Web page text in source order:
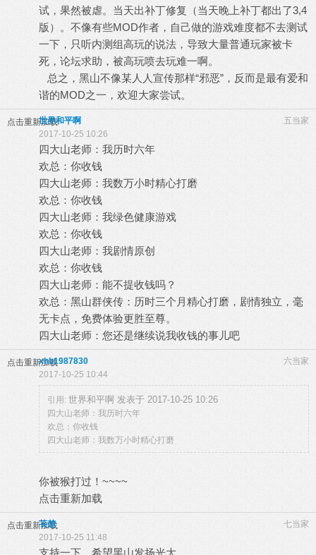
试，果然被虐。当天出补丁修复（当天晚上补丁都出了3,4
版）。不像有些MOD作者，自己做的游戏难度都不去测试
一下，只听内测组高玩的说法，导致大量普通玩家被卡
死，论坛求助，被高玩喷去玩难一啊。
总之，黑山不像某人人宣传那样“邪恶”，反而是最有爱和
谐的MOD之一，欢迎大家尝试。
点击重新加载 五当家
世界和平啊
2017-10-25 10:26
四大山老师：我历时六年
欢总：你收钱
四大山老师：我数万小时精心打磨
欢总：你收钱
四大山老师：我绿色健康游戏
欢总：你收钱
四大山老师：我剧情原创
欢总：你收钱
四大山老师：能不提收钱吗？
欢总：黑山群侠传：历时三个月精心打磨，剧情独立，毫
无卡点，免费体验更胜至尊。
四大山老师：您还是继续说我收钱的事儿吧
点击重新加载 六当家
xhb1987830
2017-10-25 10:44
引用: 世界和平啊 发表于 2017-10-25 10:26
四大山老师：我历时六年
欢总：你收钱
四大山老师：我数万小时精心打磨
你被猴打过！~~~~
点击重新加载
点击重新加载 七当家
苌楚
2017-10-25 11:48
支持一下，希望黑山发扬光大